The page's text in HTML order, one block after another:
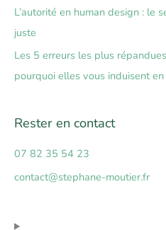
c
h
e
L’autorité en human design : le
juste
Les 5 erreurs les plus
pourquoi elles vous induisent en
Rester en contact
07 82 35 54 23
contact@stephane-moutier.fr